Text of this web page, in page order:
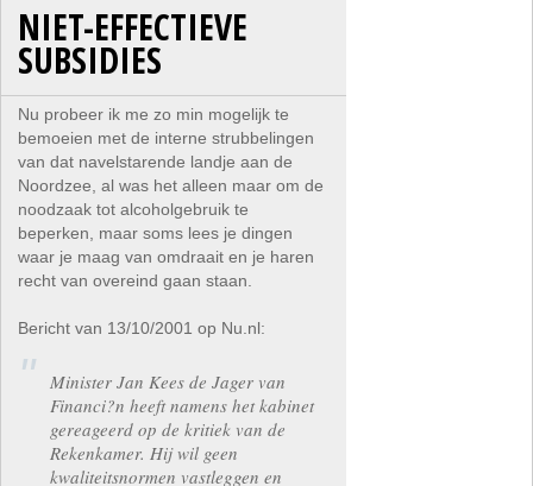
NIET-EFFECTIEVE
SUBSIDIES
Nu probeer ik me zo min mogelijk te
bemoeien met de interne strubbelingen
van dat navelstarende landje aan de
Noordzee, al was het alleen maar om de
noodzaak tot alcoholgebruik te
beperken, maar soms lees je dingen
waar je maag van omdraait en je haren
recht van overeind gaan staan.
Bericht van 13/10/2001 op Nu.nl:
Minister Jan Kees de Jager van
Financi?n heeft namens het kabinet
gereageerd op de kritiek van de
Rekenkamer. Hij wil geen
kwaliteitsnormen vastleggen en